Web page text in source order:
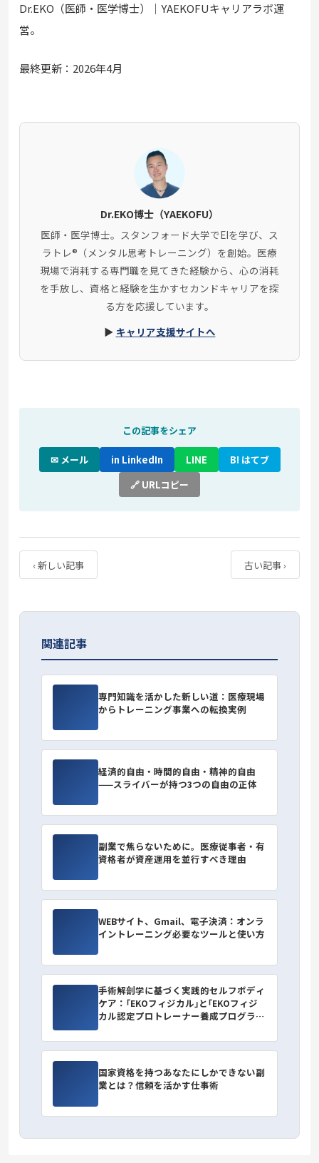
Dr.EKO（医師・医学博士）｜YAEKOFUキャリアラボ運
営。
最終更新：2026年4月
Dr.EKO博士（YAEKOFU）
医師・医学博士。スタンフォード大学でEIを学び、ス
ラトレ®（メンタル思考トレーニング）を創始。医療
現場で消耗する専門職を見てきた経験から、心の消耗
を手放し、資格と経験を生かすセカンドキャリアを探
る方を応援しています。
▶ キャリア支援サイトへ
この記事をシェア
✉ メール in LinkedIn LINE
B! はてブ
🔗 URLコピー
‹ 新しい記事 古い記事 ›
関連記事
専門知識を活かした新しい道：医療現場
からトレーニング事業への転換実例
経済的自由・時間的自由・精神的自由
——スライバーが持つ3つの自由の正体
副業で焦らないために。医療従事者・有
資格者が資産運用を並行すべき理由
WEBサイト、Gmail、電子決済：オンラ
イントレーニング必要なツールと使い方
手術解剖学に基づく実践的セルフボディ
ケア：｢EKOフィジカル｣と｢EKOフィジ
カル認定プロトレーナー養成プログラ
国家資格を持つあなたにしかできない副
業とは？信頼を活かす仕事術